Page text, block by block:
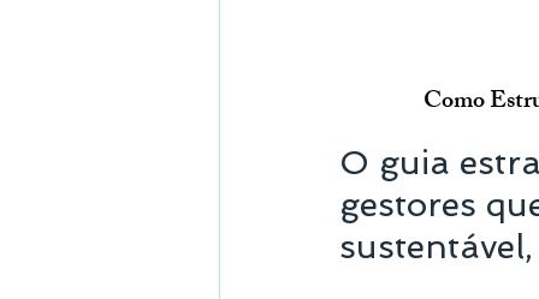
Como
O guia
gestores